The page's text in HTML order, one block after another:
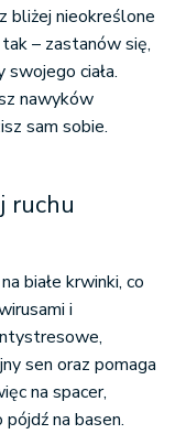
bliżej nieokreślone
– zastanów się,
ciała.
nawyków
sam sobie.
ruchu
białe krwinki, co
i
sen oraz pomaga
na spacer,
na basen.